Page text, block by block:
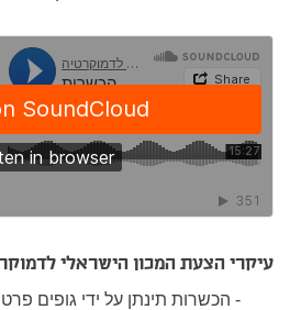
עיקרי הצעת המכון הישראלי
- הכשרות תינתן על ידי גופים